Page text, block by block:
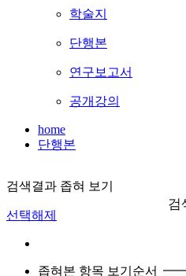
학술지
단행본
연구보고서
공개강의
home
단행본
검색결과 좁혀 보기
선택해제
좁혀본 항목 보기순서
검